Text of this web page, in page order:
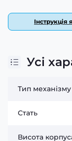
Усі
Тип механізму
Стать
Висота